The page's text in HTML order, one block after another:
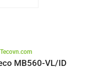
MB560-VL/ID